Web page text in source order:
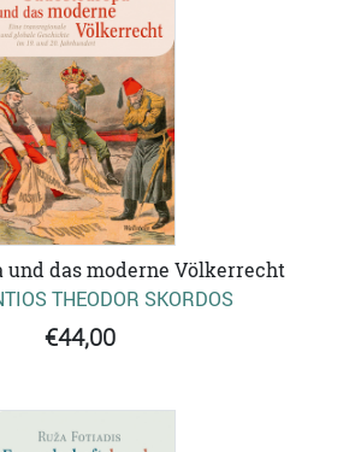
und das moderne Völkerrecht
THEODOR SKORDOS
€44,00